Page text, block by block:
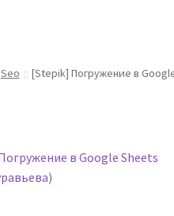
Seo [Stepik] Погружение в